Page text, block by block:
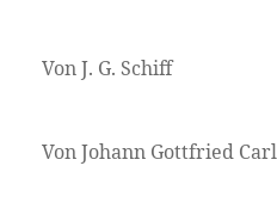
Von J. G. Schiff
Von Johann Gottfried